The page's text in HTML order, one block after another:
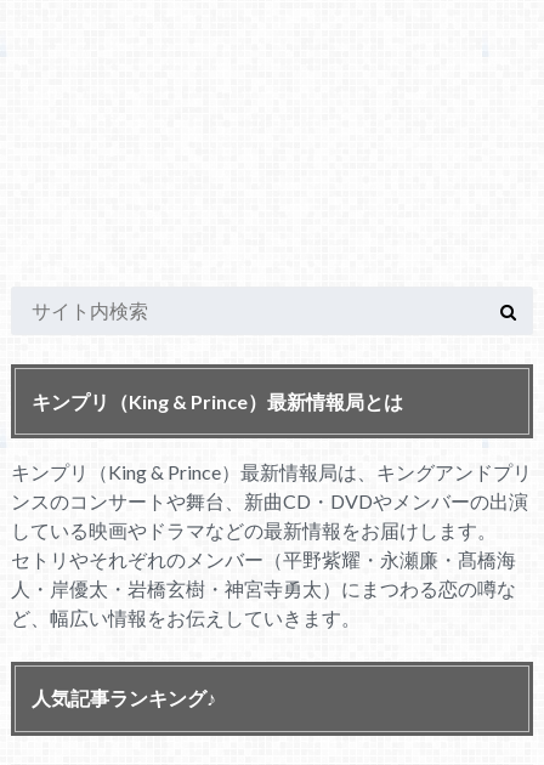
キンプリ（King & Prince）最新情報局とは
キンプリ（King & Prince）最新情報局は、キングアンドプリ
ンスのコンサートや舞台、新曲CD・DVDやメンバーの出演
している映画やドラマなどの最新情報をお届けします。
セトリやそれぞれのメンバー（平野紫耀・永瀬廉・髙橋海
人・岸優太・岩橋玄樹・神宮寺勇太）にまつわる恋の噂な
ど、幅広い情報をお伝えしていきます。
人気記事ランキング♪